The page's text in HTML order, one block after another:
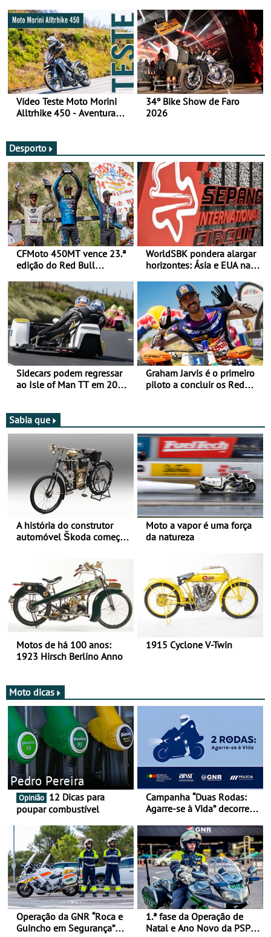
Vídeo Teste Moto Morini
Alltrhike 450 - Aventura
34º Bike Show de Faro
2026
Desporto
CFMoto 450MT vence 23.ª
edição do Red Bull
Categorias Adventure -
Vitória na Ultimate, Core e
Lite
WorldSBK pondera alargar
horizontes: Ásia e EUA na
Sidecars podem regressar
ao Isle of Man TT em 2027
Graham Jarvis é o primeiro
piloto a concluir os Red
Sabia que
A história do construtor
automóvel Škoda começou
Moto a vapor é uma força
da natureza
Motos de há 100 anos:
1923 Hirsch Berlino Anno
1915 Cyclone V-Twin
Moto dicas
Pedro Pereira
Opinião
poupar combustível
Campanha “Duas Rodas:
Agarre-se à Vida” decorre
Operação da GNR “Roca e
Guincho em Segurança”
1.ª fase da Operação de
Natal e Ano Novo da PSP e